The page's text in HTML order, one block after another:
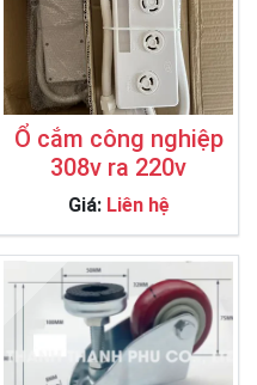
Ổ cắm công nghiệp
308v ra 220v
Giá: Liên hệ